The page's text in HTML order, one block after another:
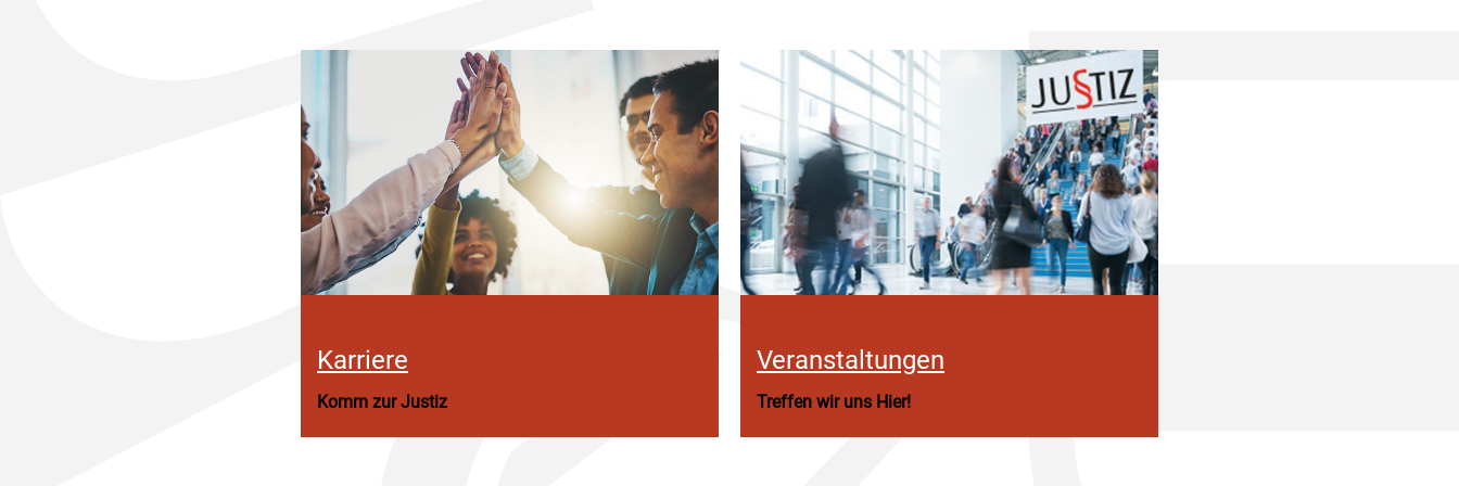
Karriere
Komm zur Justiz
Veranstaltungen
Treffen wir uns Hier!